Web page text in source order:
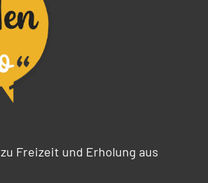
Freizeit und Erholung aus